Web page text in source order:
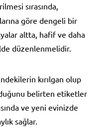
sırasında,
göre dengeli bir
altta, hafif ve daha
düzenlenmelidir.
kırılgan olup
belirten etiketler
ve yeni evinizde
sağlar.